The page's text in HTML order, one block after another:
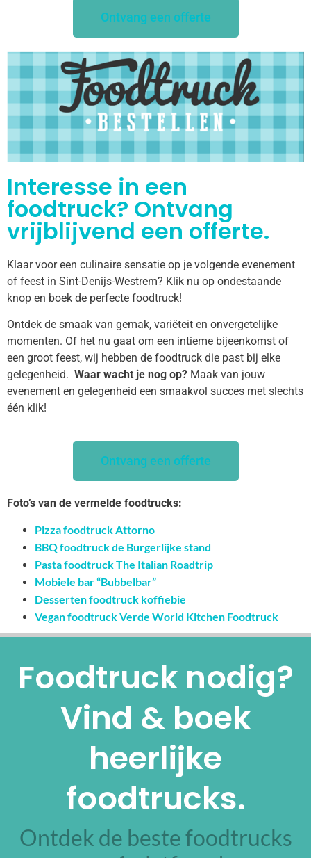
Ontvang een offerte
Interesse in een
foodtruck? Ontvang
vrijblijvend een offerte.
Klaar voor een culinaire sensatie op je volgende evenement
of feest in Sint-Denijs-Westrem? Klik nu op ondestaande
knop en boek de perfecte foodtruck!
Ontdek de smaak van gemak, variëteit en onvergetelijke
momenten. Of het nu gaat om een intieme bijeenkomst of
een groot feest, wij hebben de foodtruck die past bij elke
gelegenheid. Waar wacht je nog op? Maak van jouw
evenement en gelegenheid een smaakvol succes met slechts
één klik!
Ontvang een offerte
Foto’s van de vermelde foodtrucks:
Pizza foodtruck Attorno
BBQ foodtruck de Burgerlijke stand
Pasta foodtruck The Italian Roadtrip
Mobiele bar “Bubbelbar”
Desserten foodtruck koffiebie
Vegan foodtruck Verde World Kitchen Foodtruck
Foodtruck nodig?
Vind & boek
heerlijke
foodtrucks.
Ontdek de beste foodtrucks